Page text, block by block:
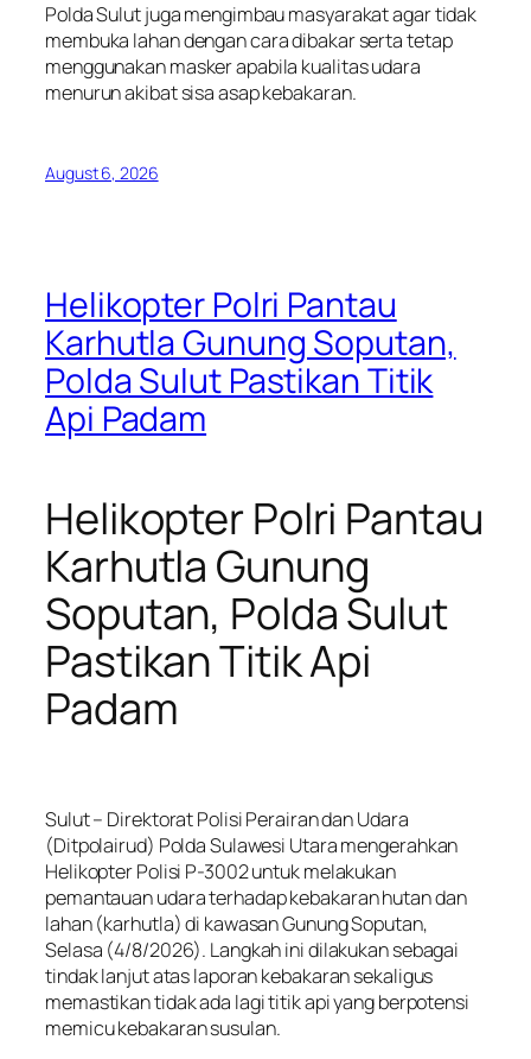
Polda Sulut juga mengimbau masyarakat agar tidak
membuka lahan dengan cara dibakar serta tetap
menggunakan masker apabila kualitas udara
menurun akibat sisa asap kebakaran.
August 6, 2026
Helikopter Polri Pantau
Karhutla Gunung Soputan,
Polda Sulut Pastikan Titik
Api Padam
Helikopter Polri Pantau
Karhutla Gunung
Soputan, Polda Sulut
Pastikan Titik Api
Padam
Sulut – Direktorat Polisi Perairan dan Udara
(Ditpolairud) Polda Sulawesi Utara mengerahkan
Helikopter Polisi P-3002 untuk melakukan
pemantauan udara terhadap kebakaran hutan dan
lahan (karhutla) di kawasan Gunung Soputan,
Selasa (4/8/2026). Langkah ini dilakukan sebagai
tindak lanjut atas laporan kebakaran sekaligus
memastikan tidak ada lagi titik api yang berpotensi
memicu kebakaran susulan.